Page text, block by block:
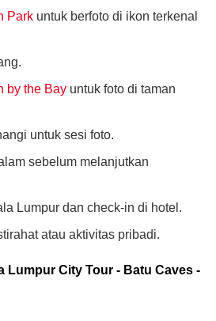
Park untuk berfoto di ikon terkenal
by the Bay untuk foto di taman
untuk sesi foto.
sebelum melanjutkan
Lumpur dan check-in di hotel.
atau aktivitas pribadi.
Lumpur City Tour - Batu Caves -